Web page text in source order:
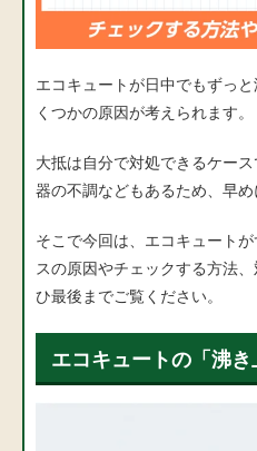
エコキュートが日中でもずっ
くつかの原因が考えられます。
大抵は自分で対処できるケー
器の不調などもあるため、早め
そこで今回は、エコキュート
スの原因やチェックする方法
ひ最後までご覧ください。
エコキュートの「沸き